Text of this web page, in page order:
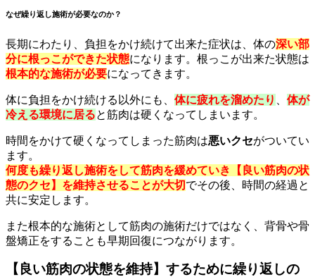
なぜ繰り返し施術が必要なのか？
長期にわたり、負担をかけ続けて出来た症状は、体の深い部
分に根っこができた状態になります。根っこが出来た状態は
根本的な施術が必要になってきます。
体に負担をかけ続ける以外にも、 体に疲れを溜めたり
体が
冷える環境に居ると筋肉は硬くなってしまいます。
時間をかけて硬くなってしまった筋肉は悪いクセがついてい
ます。
何度も繰り返し施術をして筋肉を緩めていき【良い筋肉の状
態のクセ】を維持させることが大切でその後、時間の経過と
共に安定します。
また根本的な施術として筋肉の施術だけではなく、背骨や骨
盤矯正をすることも早期回復につながります。
【良い筋肉の状態を維持】するために繰り返しの